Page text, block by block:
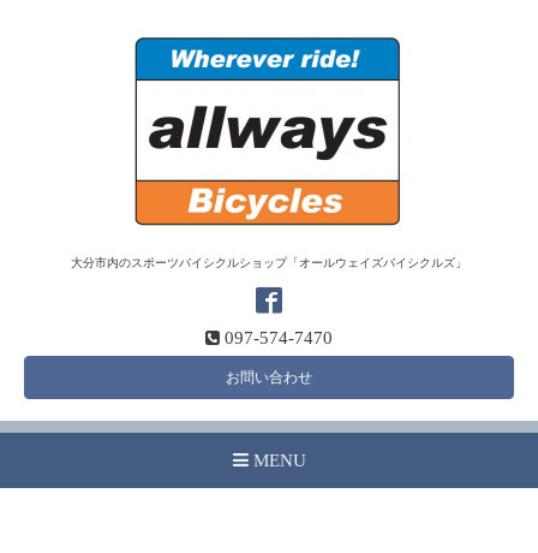
大分市内のスポーツバイシクルショップ「オールウェイズバイシクルズ」
097-574-7470
お問い合わせ
MENU